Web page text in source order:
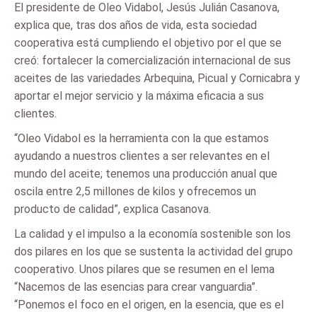
El presidente de Oleo Vidabol, Jesús Julián Casanova,
explica que, tras dos años de vida, esta sociedad
cooperativa está cumpliendo el objetivo por el que se
creó: fortalecer la comercialización internacional de sus
aceites de las variedades Arbequina, Picual y Cornicabra y
aportar el mejor servicio y la máxima eficacia a sus
clientes.
“Oleo Vidabol es la herramienta con la que estamos
ayudando a nuestros clientes a ser relevantes en el
mundo del aceite; tenemos una producción anual que
oscila entre 2,5 millones de kilos y ofrecemos un
producto de calidad”, explica Casanova.
La calidad y el impulso a la economía sostenible son los
dos pilares en los que se sustenta la actividad del grupo
cooperativo. Unos pilares que se resumen en el lema
“Nacemos de las esencias para crear vanguardia”.
“Ponemos el foco en el origen, en la esencia, que es el